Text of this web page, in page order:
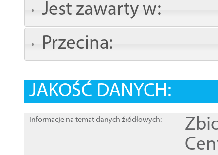
Jest zawarty w:
Przecina:
JAKOŚĆ DANYCH:
Informacje na temat danych źródłowych: